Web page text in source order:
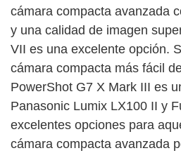
cámara compacta avanzada
y una calidad de imagen
VII es una excelente opción.
cámara compacta más fácil
PowerShot G7 X Mark III es
Panasonic Lumix LX100 II y
excelentes opciones para
cámara compacta avanzada